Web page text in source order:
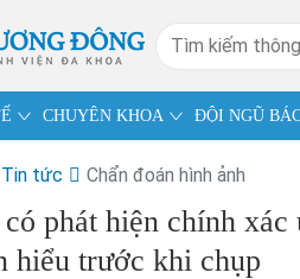
CHUYÊN KHOA ĐỘI NGŨ
Tin tức Chẩn đoán hình ảnh
phát hiện chính
hiểu trước khi chụp